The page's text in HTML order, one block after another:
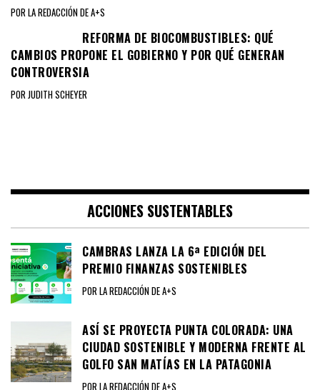
POR LA REDACCIÓN DE A+S
REFORMA DE BIOCOMBUSTIBLES: QUÉ
CAMBIOS PROPONE EL GOBIERNO Y POR QUÉ GENERAN
CONTROVERSIA
POR JUDITH SCHEYER
ACCIONES SUSTENTABLES
CAMBRAS LANZA LA 6ª EDICIÓN DEL
PREMIO FINANZAS SOSTENIBLES
POR LA REDACCIÓN DE A+S
ASÍ SE PROYECTA PUNTA COLORADA: UNA
CIUDAD SOSTENIBLE Y MODERNA FRENTE AL
GOLFO SAN MATÍAS EN LA PATAGONIA
POR LA REDACCIÓN DE A+S